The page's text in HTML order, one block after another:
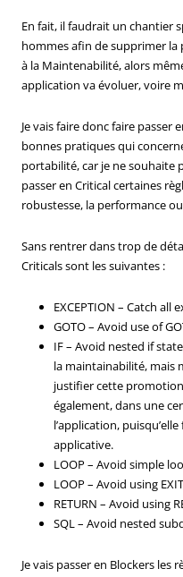
En fait, il faudrait un chantier
hommes afin de supprimer
à la Maintenabilité, alors
application va évoluer, voire
Je vais faire donc faire
bonnes pratiques qui
portabilité, car je ne souhaite
passer en Critical certaines
robustesse, la performance
Sans rentrer dans trop de
Criticals sont les suivantes :
EXCEPTION – Catch all
GOTO – Avoid use of
IF – Avoid nested if
la maintainabilité, mais
justifier cette
également, dans une
l’application,
applicative.
LOOP – Avoid simple
LOOP – Avoid using
RETURN – Avoid using
SQL – Avoid nested
Je vais passer en Blockers les